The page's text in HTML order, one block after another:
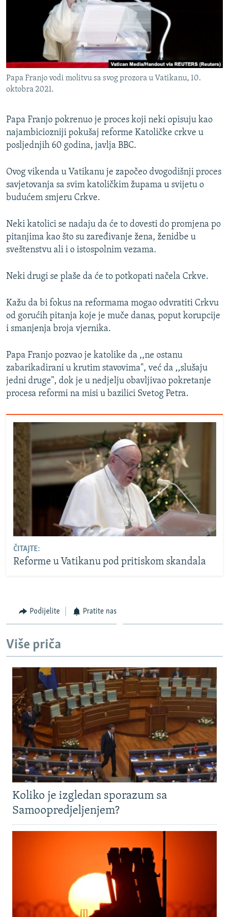
ISPRIČAJ MI
DNEVNO@RSE
SPECIJALI RSE
VIŠE OD NASLOVA
GENOCID U SREBRENICI
TV LIBERTY
POST SCRIPTUM
TRI DECENIJE OD RATA U BIH
SVE KARTE DEJTONA
PRATITE NAS
Sve RFE/RL stranice
Papa Franjo vodi molitvu sa svog prozora u Vatikanu, 10.
oktobra 2021.
Papa Franjo pokrenuo je proces koji neki opisuju kao
najambiciozniji pokušaj reforme Katoličke crkve u
posljednjih 60 godina, javlja BBC.
Ovog vikenda u Vatikanu je započeo dvogodišnji proces
savjetovanja sa svim katoličkim župama u svijetu o
budućem smjeru Crkve.
Neki katolici se nadaju da će to dovesti do promjena po
pitanjima kao što su zaređivanje žena, ženidbe u
sveštenstvu ali i o istospolnim vezama.
Neki drugi se plaše da će to potkopati načela Crkve.
Kažu da bi fokus na reformama mogao odvratiti Crkvu
od gorućih pitanja koje je muče danas, poput korupcije
i smanjenja broja vjernika.
Papa Franjo pozvao je katolike da ,,ne ostanu
zabarikadirani u krutim stavovima", već da ,,slušaju
jedni druge", dok je u nedjelju obavljivao pokretanje
procesa reformi na misi u bazilici Svetog Petra.
ČITAJTE:
Reforme u Vatikanu pod pritiskom skandala
Podijelite Pratite nas
Više priča
Koliko je izgledan sporazum sa
Samoopredjeljenjem?